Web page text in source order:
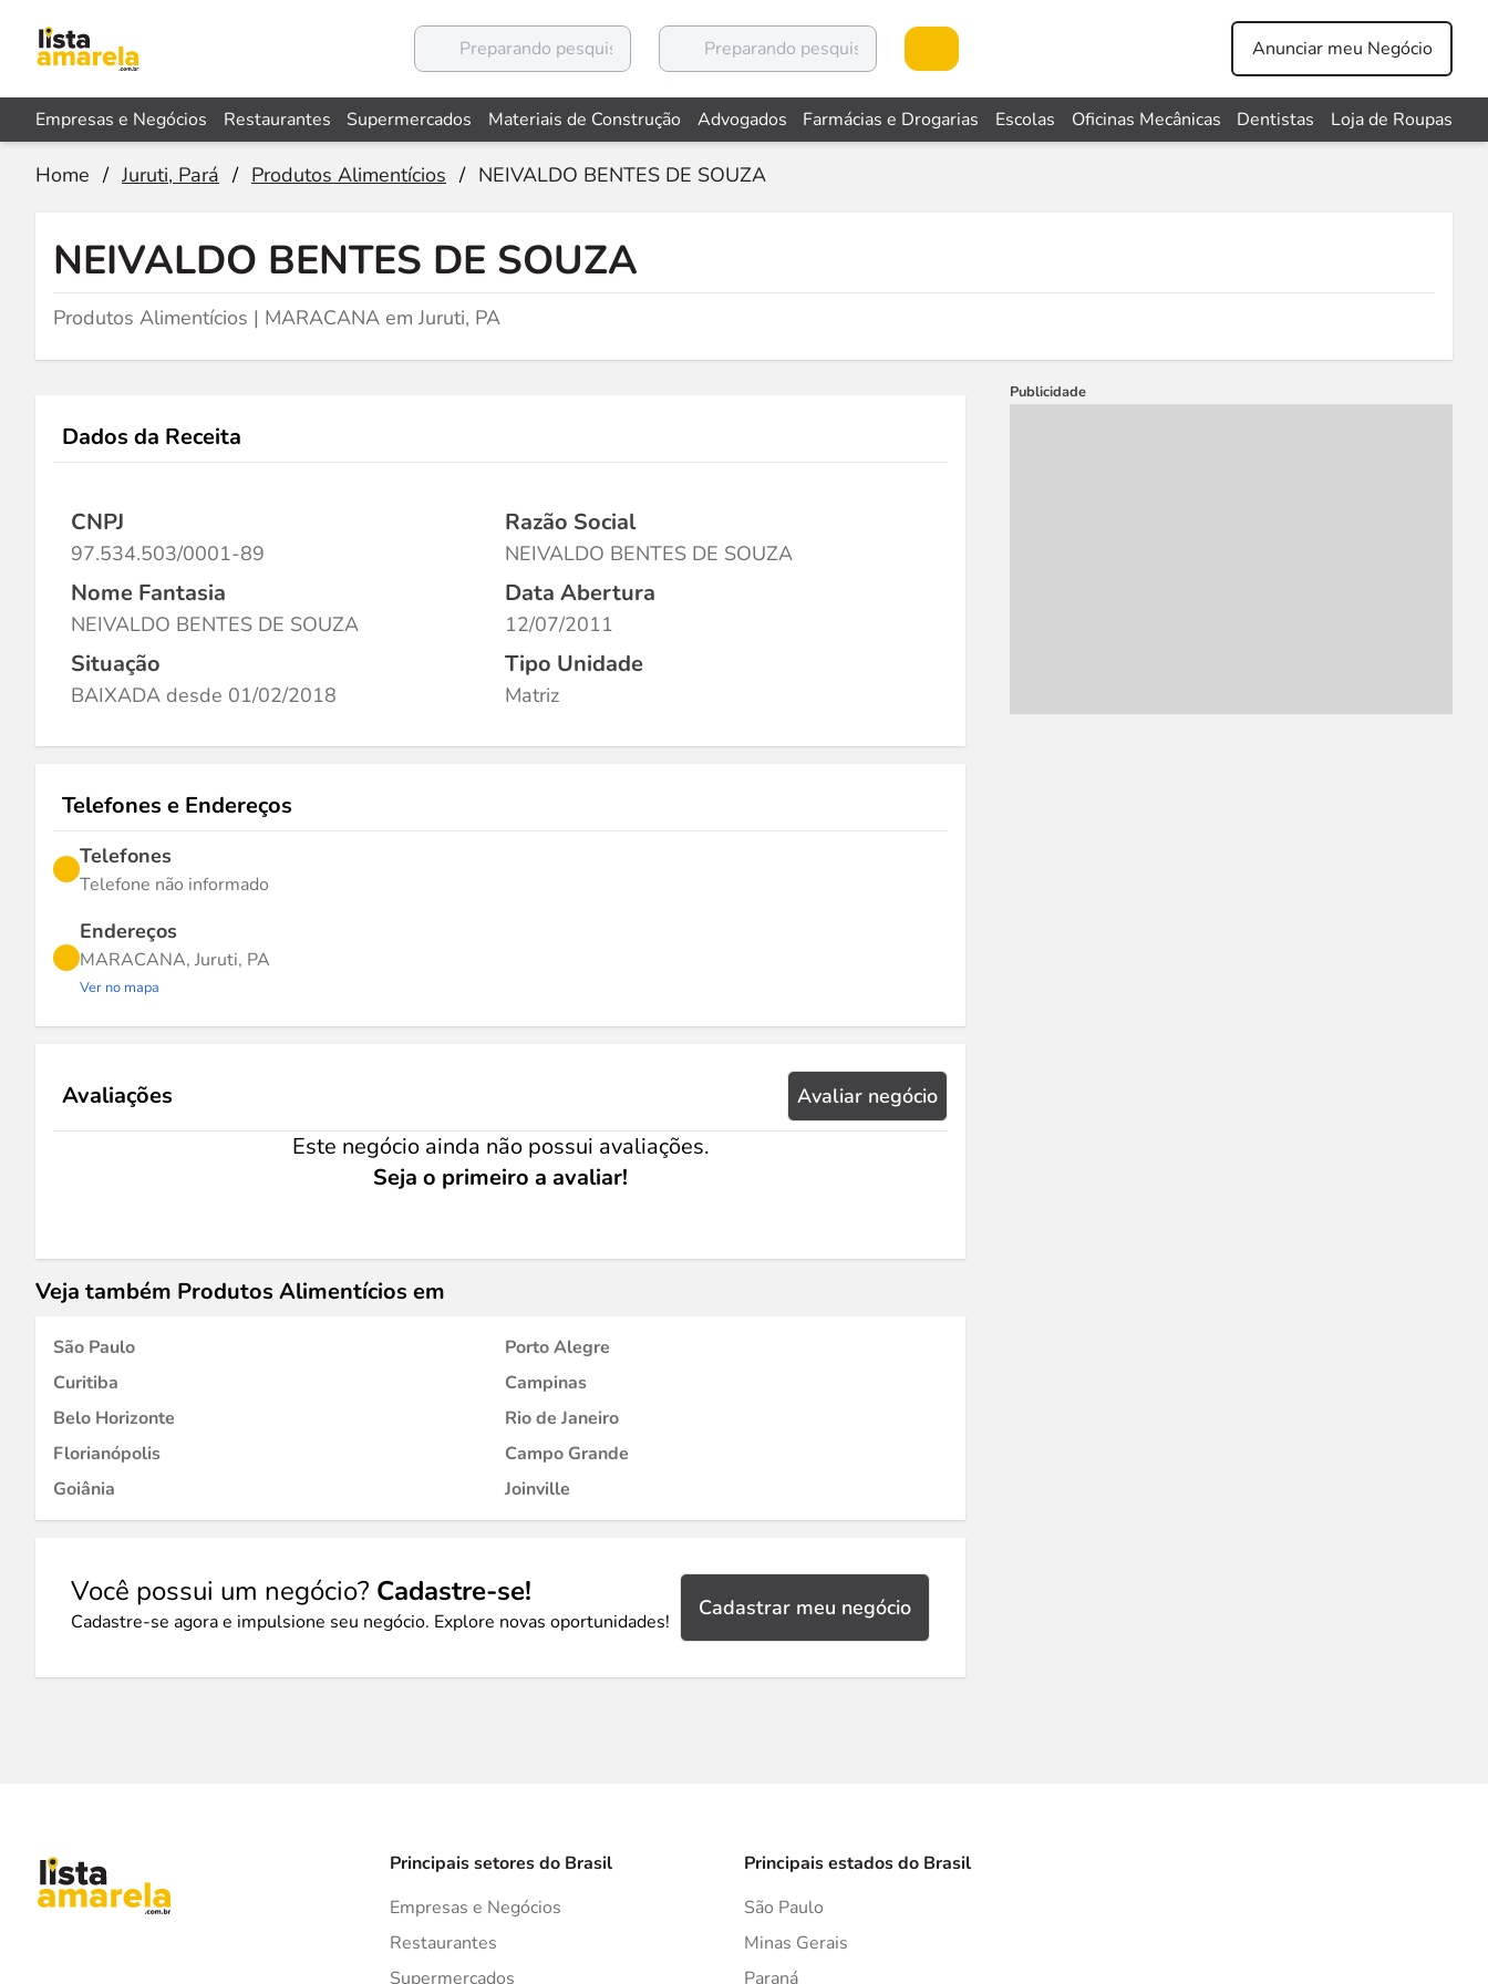
Anunciar meu Negócio
Empresas e Negócios Restaurantes Supermercados Materiais de Construção Advogados Farmácias e Drogarias Escolas Oficinas Mecânicas Dentistas Loja de Roupas
Home / Juruti, Pará / Produtos Alimentícios / NEIVALDO BENTES DE SOUZA
NEIVALDO BENTES DE SOUZA
Produtos Alimentícios | MARACANA em Juruti, PA
Dados da Receita
CNPJ
97.534.503/0001-89
Razão Social
NEIVALDO BENTES DE SOUZA
Nome Fantasia
NEIVALDO BENTES DE SOUZA
Data Abertura
12/07/2011
Situação
BAIXADA desde 01/02/2018
Tipo Unidade
Matriz
Telefones e Endereços
Telefones
Telefone não informado
Endereços
MARACANA, Juruti, PA
Ver no mapa
Avaliações Avaliar negócio
Este negócio ainda não possui avaliações.
Seja o primeiro a avaliar!
Veja também Produtos Alimentícios em
São Paulo
Porto Alegre
Curitiba
Campinas
Belo Horizonte
Rio de Janeiro
Florianópolis
Campo Grande
Goiânia
Joinville
Você possui um negócio? Cadastre-se!
Cadastre-se agora e impulsione seu negócio. Explore novas oportunidades!
Cadastrar meu negócio
Publicidade
Principais setores do Brasil
Empresas e Negócios
Restaurantes
Supermercados
Principais estados do Brasil
São Paulo
Minas Gerais
Paraná